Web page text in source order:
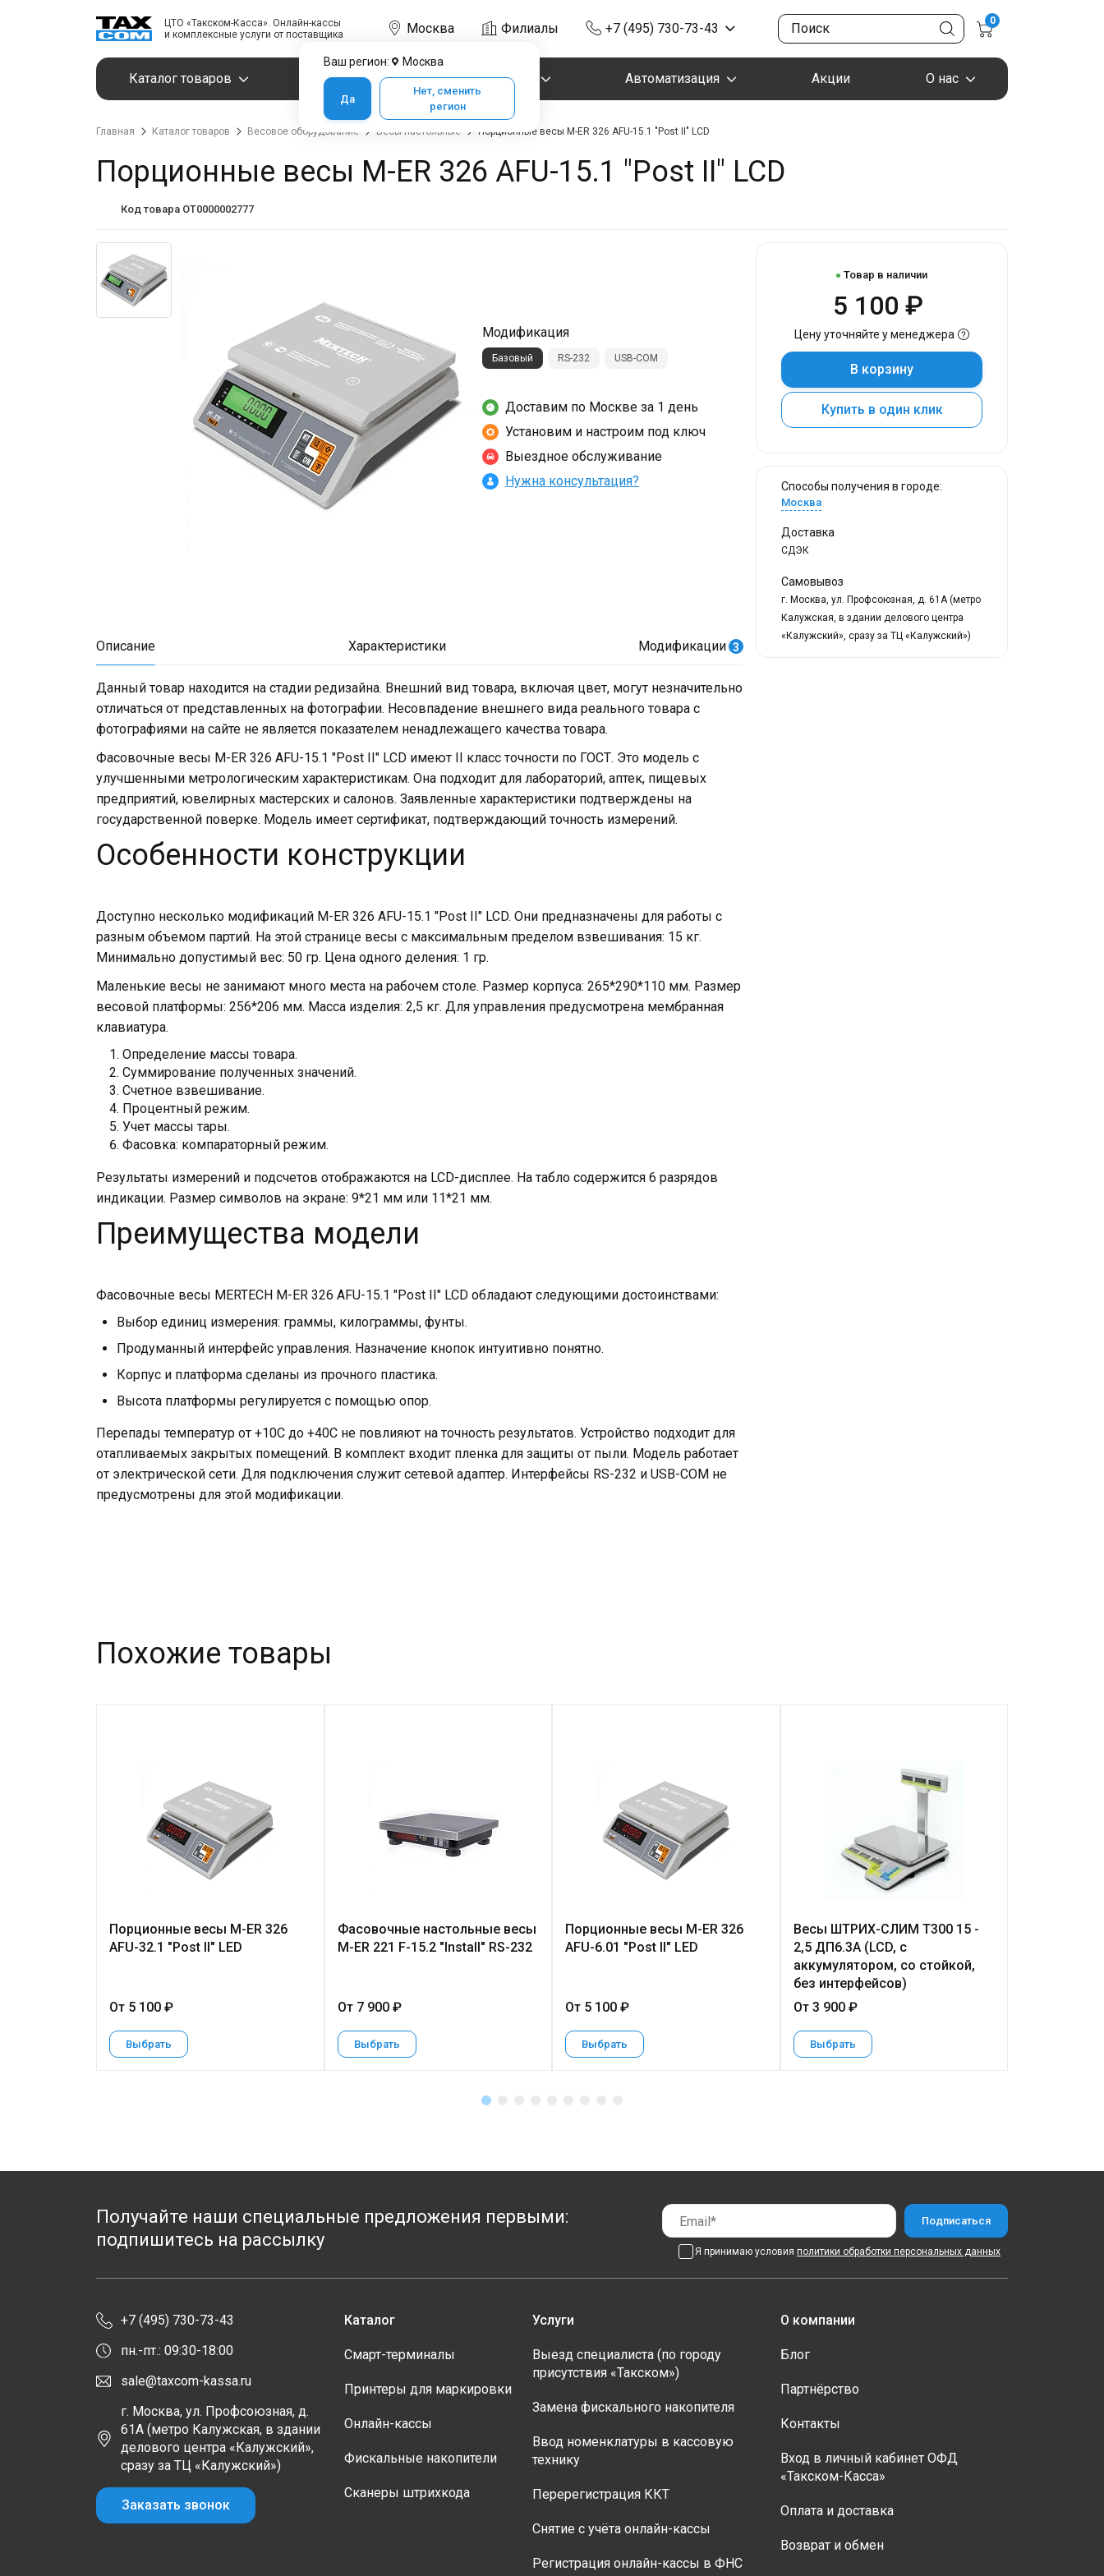
ЦТО «Такском-Касса». Онлайн-кассы
и комплексные услуги от поставщика
Москва
Ваш регион: Москва
Да
Нет, сменить
регион
Филиалы +7 (495) 730-73-43
0
Каталог товаров Услуги Маркировка Автоматизация Акции О нас
Главная Каталог товаров Весовое оборудование Весы настольные Порционные весы M-ER 326 AFU-15.1 "Post II" LCD
Порционные весы M-ER 326 AFU-15.1 "Post II" LCD
Код товара OT0000002777
Модификация
Базовый RS-232 USB-COM
Доставим по Москве за 1 день
Установим и настроим под ключ
Выездное обслуживание
Нужна консультация?
Описание Характеристики Модификации 3
Данный товар находится на стадии редизайна. Внешний вид товара, включая цвет, могут незначительно
отличаться от представленных на фотографии. Несовпадение внешнего вида реального товара с
фотографиями на сайте не является показателем ненадлежащего качества товара.
Фасовочные весы M-ER 326 AFU-15.1 "Post II" LCD имеют II класс точности по ГОСТ. Это модель с
улучшенными метрологическим характеристикам. Она подходит для лабораторий, аптек, пищевых
предприятий, ювелирных мастерских и салонов. Заявленные характеристики подтверждены на
государственной поверке. Модель имеет сертификат, подтверждающий точность измерений.
Особенности конструкции
Доступно несколько модификаций M-ER 326 AFU-15.1 "Post II" LCD. Они предназначены для работы с
разным объемом партий. На этой странице весы с максимальным пределом взвешивания: 15 кг.
Минимально допустимый вес: 50 гр. Цена одного деления: 1 гр.
Маленькие весы не занимают много места на рабочем столе. Размер корпуса: 265*290*110 мм. Размер
весовой платформы: 256*206 мм. Масса изделия: 2,5 кг. Для управления предусмотрена мембранная
клавиатура.
Определение массы товара.
Суммирование полученных значений.
Счетное взвешивание.
Процентный режим.
Учет массы тары.
Фасовка: компараторный режим.
Результаты измерений и подсчетов отображаются на LCD-дисплее. На табло содержится 6 разрядов
индикации. Размер символов на экране: 9*21 мм или 11*21 мм.
Преимущества модели
Фасовочные весы MERTECH M-ER 326 AFU-15.1 "Post II" LCD обладают следующими достоинствами:
Выбор единиц измерения: граммы, килограммы, фунты.
Продуманный интерфейс управления. Назначение кнопок интуитивно понятно.
Корпус и платформа сделаны из прочного пластика.
Высота платформы регулируется с помощью опор.
Перепады температур от +10С до +40С не повлияют на точность результатов. Устройство подходит для
отапливаемых закрытых помещений. В комплект входит пленка для защиты от пыли. Модель работает
от электрической сети. Для подключения служит сетевой адаптер. Интерфейсы RS-232 и USB-COM не
предусмотрены для этой модификации.
Товар в наличии
5 100 ₽
Цену уточняйте у менеджера
В корзину
Купить в один клик
Способы получения в городе:
Москва
Доставка
СДЭК
Самовывоз
г. Москва, ул. Профсоюзная, д. 61А (метро
Калужская, в здании делового центра
«Калужский», сразу за ТЦ «Калужский»)
Похожие товары
Порционные весы M-ER 326
AFU-32.1 "Post II" LED
От 5 100 ₽
Выбрать
Фасовочные настольные весы
M-ER 221 F-15.2 "Install" RS-232
От 7 900 ₽
Выбрать
Порционные весы M-ER 326
AFU-6.01 "Post II" LED
От 5 100 ₽
Выбрать
Весы ШТРИХ-СЛИМ Т300 15 -
2,5 ДП6.3А (LCD, с
аккумулятором, со стойкой,
без интерфейсов)
От 3 900 ₽
Выбрать
Получайте наши специальные предложения первыми:
подпишитесь на рассылку
Я принимаю условия политики обработки персональных данных
+7 (495) 730-73-43
пн.-пт.: 09:30-18:00
sale@taxcom-kassa.ru
г. Москва, ул. Профсоюзная, д.
61А (метро Калужская, в здании
делового центра «Калужский»,
сразу за ТЦ «Калужский»)
Заказать звонок
Каталог
Смарт-терминалы
Принтеры для маркировки
Онлайн-кассы
Фискальные накопители
Сканеры штрихкода
Услуги
Выезд специалиста (по городу
присутствия «Такском»)
Замена фискального накопителя
Ввод номенклатуры в кассовую
технику
Перерегистрация ККТ
Снятие с учёта онлайн-кассы
Регистрация онлайн-кассы в ФНС
О компании
Блог
Партнёрство
Контакты
Вход в личный кабинет ОФД
«Такском-Касса»
Оплата и доставка
Возврат и обмен